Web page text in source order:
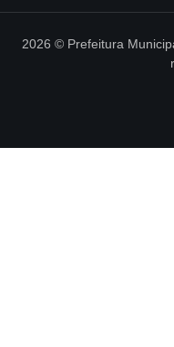
2026 © Prefeitura